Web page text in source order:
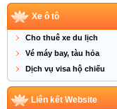
Xe ô tô
Cho thuê xe du lịch
Vé máy bay, tàu hỏa
Dịch vụ visa hộ chiếu
Liên kết Website